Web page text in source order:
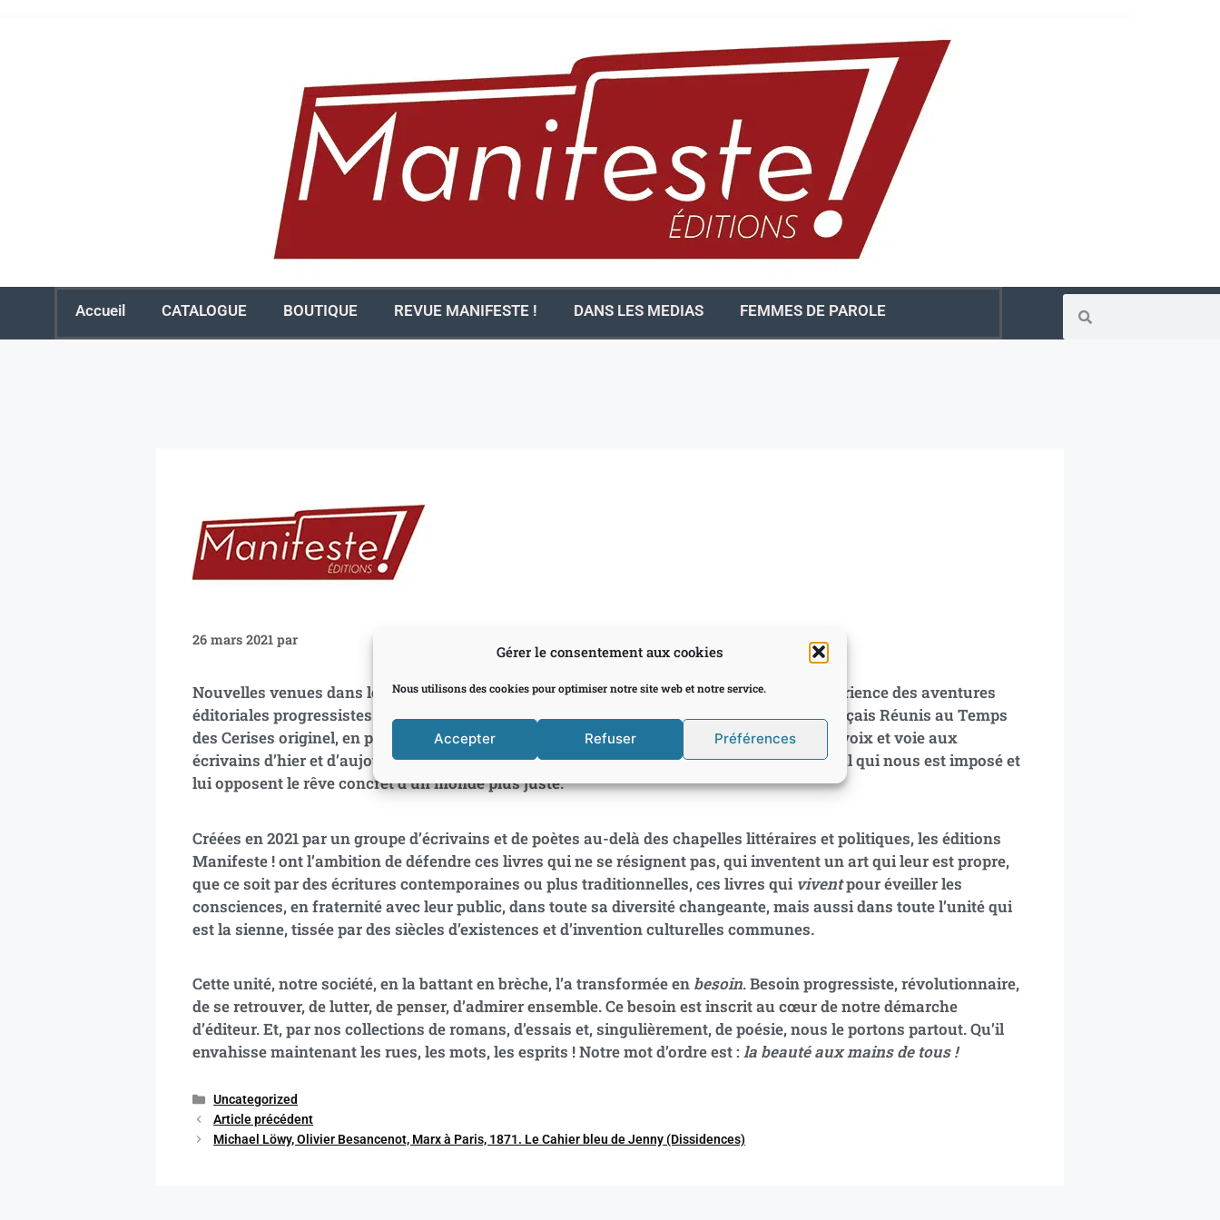
Gérer le consentement aux cookies
Nous utilisons des cookies pour optimiser notre site web et notre service.
Accepter Refuser Préférences
Accueil CATALOGUE BOUTIQUE REVUE MANIFESTE ! DANS LES MEDIAS FEMMES DE PAROLE
26 mars 2021 par
Nouvelles venues dans le paysage français, mais porteuses du riche héritage et de l’expérience des aventures
éditoriales progressistes et critiques de la seconde moitié du xx siècle (des Éditeurs Français Réunis au Temps
des Cerises originel, en passant par Maspero), les éditions Manifeste ! entendent donner voix et voie aux
écrivains d’hier et d’aujourd’hui, d’ici et d’ailleurs, qui refusent la fatalité du modèle libéral qui nous est imposé et
lui opposent le rêve concret d’un monde plus juste.
Créées en 2021 par un groupe d’écrivains et de poètes au-delà des chapelles littéraires et politiques, les éditions
Manifeste ! ont l’ambition de défendre ces livres qui ne se résignent pas, qui inventent un art qui leur est propre,
que ce soit par des écritures contemporaines ou plus traditionnelles, ces livres qui viventpour éveiller les
consciences, en fraternité avec leur public, dans toute sa diversité changeante, mais aussi dans toute l’unité qui
est la sienne, tissée par des siècles d’existences et d’invention culturelles communes.
Cette unité, notre société, en la battant en brèche, l’a transformée en besoin. Besoin progressiste, révolutionnaire,
de se retrouver, de lutter, de penser, d’admirer ensemble. Ce besoin est inscrit au cœur de notre démarche
d’éditeur. Et, par nos collections de romans, d’essais et, singulièrement, de poésie, nous le portons partout. Qu’il
envahisse maintenant les rues, les mots, les esprits ! Notre mot d’ordre est : la beauté aux mains de tous !
Uncategorized
Article précédent
Michael Löwy, Olivier Besancenot, Marx à Paris, 1871. Le Cahier bleu de Jenny (Dissidences)